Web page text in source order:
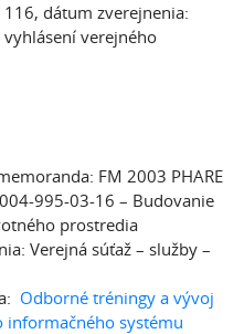
dátum zverejnenia:
verejného
FM 2003 PHARE
995-03-16 – Budovanie
prostredia
Verejná súťaž – služby –
Odborné tréningy a vývoj
systému